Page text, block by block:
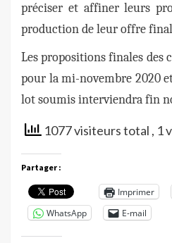
préciser et affiner leurs
production de leur offre
Les propositions finales des
pour la mi-novembre 2020
lot soumis interviendra fin
1077 visiteurs total , 1
Partager :
Imprimer
WhatsApp
E-mail